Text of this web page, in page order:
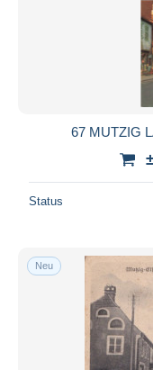
67 MUTZIG
Status
Neu